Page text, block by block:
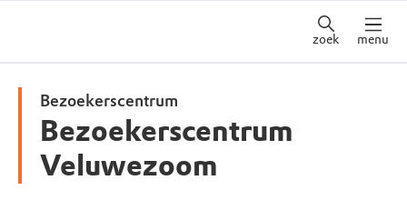
zoek menu
Bezoekerscentrum
Bezoekerscentrum
Veluwezoom